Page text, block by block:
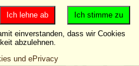
Ich stimme zu
Ich lehne ab
einverstanden, dass wir Cookies
abzulehnen.
und ePrivacy